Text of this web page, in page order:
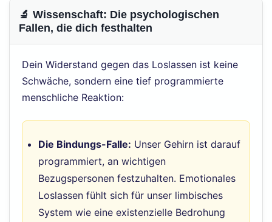
🔬 Wissenschaft: Die psychologischen
Fallen, die dich festhalten
Dein Widerstand gegen das Loslassen ist keine
Schwäche, sondern eine tief programmierte
menschliche Reaktion:
Die Bindungs-Falle: Unser Gehirn ist darauf
programmiert, an wichtigen
Bezugspersonen festzuhalten. Emotionales
Loslassen fühlt sich für unser limbisches
System wie eine existenzielle Bedrohung